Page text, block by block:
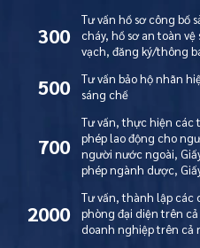
300
Tư vấn hồ sơ công bố
cháy, hồ sơ an toàn
vạch, đăng ký/thông
500
Tư vấn bảo hộ nhãn
sáng chế
700
Tư vấn, thực hiện các
phép lao động cho
người nước ngoài,
phép ngành dược,
2000
Tư vấn, thành lập các
phòng đại diện trên
doanh nghiệp trên cả